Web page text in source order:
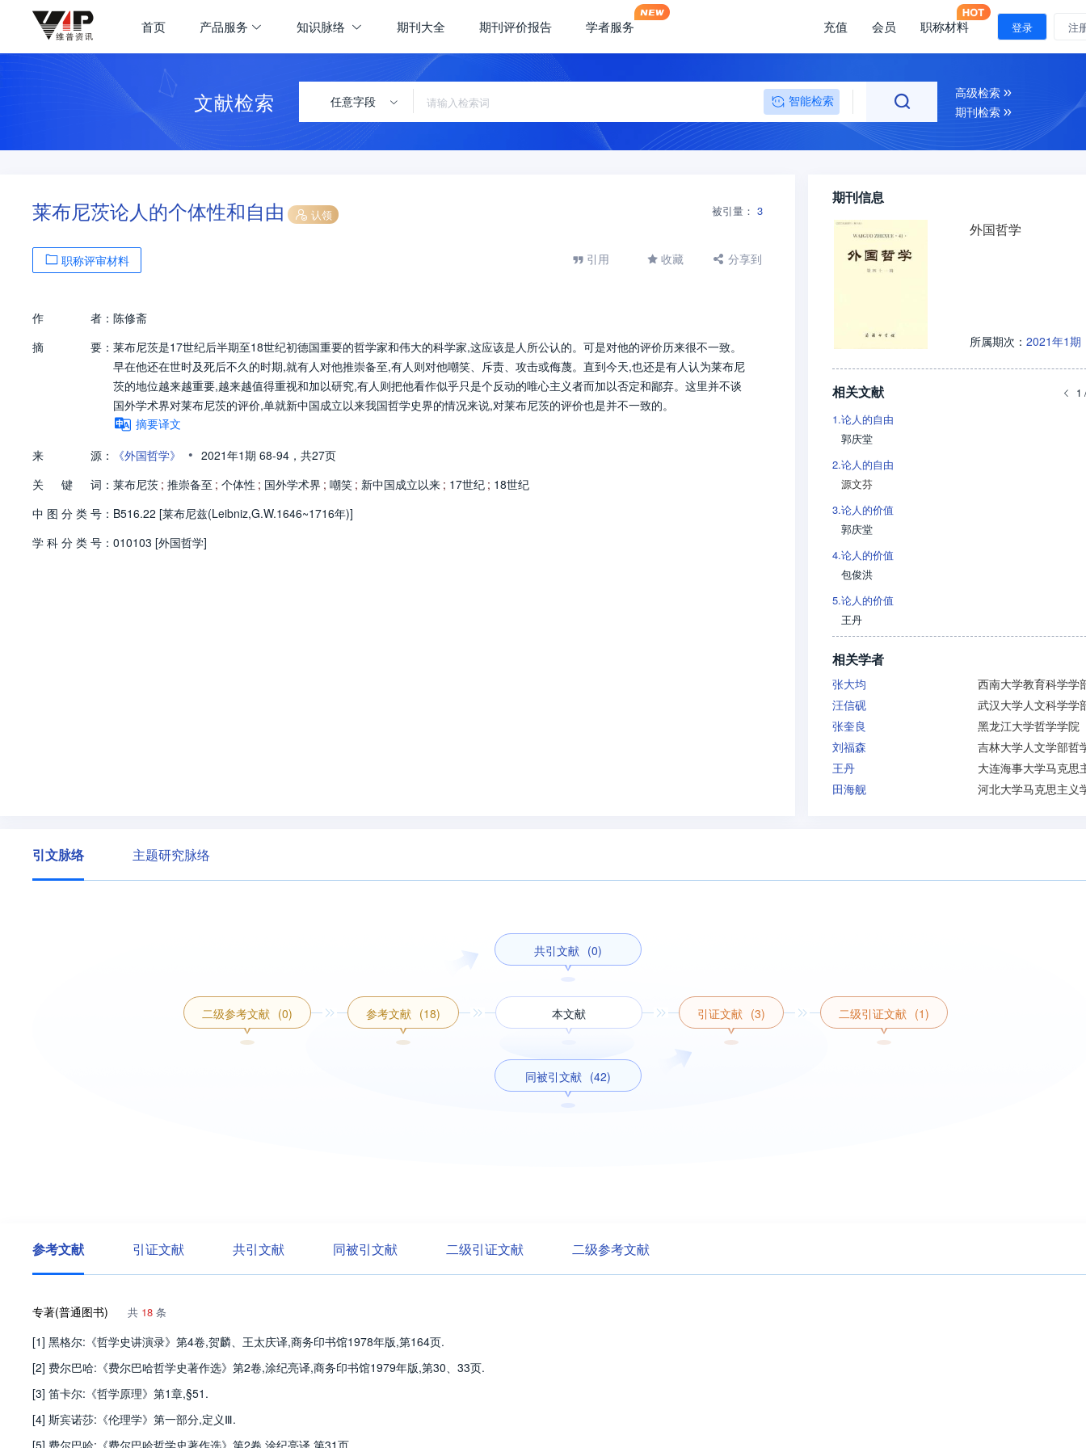
首页 产品服务 知识脉络 期刊大全 期刊评价报告 学者服务 充值 会员 职称材料 登录 注
文献检索 任意字段 智能检索
高级检索
期刊检索
莱布尼茨论人的个体性和自由 认领 被引量： 3
职称评审材料 引用 收藏 分享到
作 者： 陈修斋
摘
要： 莱布尼茨是17世纪后半期至18世纪初德国重要的哲学家和伟大的科学家,这应该是人所公认的。可是对他的评价历来很不一致。
早在他还在世时及死后不久的时期,就有人对他推崇备至,有人则对他嘲笑、斥责、攻击或侮蔑。直到今天,也还是有人认为莱布尼
茨的地位越来越重要,越来越值得重视和加以研究,有人则把他看作似乎只是个反动的唯心主义者而加以否定和鄙弃。这里并不谈
国外学术界对莱布尼茨的评价,单就新中国成立以来我国哲学史界的情况来说,对莱布尼茨的评价也是并不一致的。
摘要译文
来
源： 《外国哲学》 • 2021年1期 68-94， 共27页
关
键 词： 莱布尼茨 ; 推崇备至 ; 个体性 ; 国外学术界 ; 嘲笑 ; 新中国成立以来 ; 17世纪 ; 18世纪
中 图 分 类 号： B516.22 [莱布尼兹(Leibniz,G.W.1646~1716年)]
学 科 分 类 号： 010103 [外国哲学]
期刊信息
外国哲学
所属期次： 2021年1期
相关文献 1
1.论人的自由
郭庆堂
2.论人的自由
源文芬
3.论人的价值
郭庆堂
4.论人的价值
包俊洪
5.论人的价值
王丹
相关学者
张大均
西南大学教育科学学
汪信砚
武汉大学人文科学学
张奎良
黑龙江大学哲学学院
刘福森
王丹
田海舰
河北大学马克思主义
引文脉络 主题研究脉络
二级参考文献 (0) 参考文献 (18)
共引文献 (0)
本文献
同被引文献 (42)
引证文献 (3) 二级引证文献 (1)
参考文献 引证文献 共引文献 同被引文献 二级引证文献 二级参考文献
专著(普通图书) 共 18 条
[1] 黑格尔:《哲学史讲演录》第4卷,贺麟、王太庆译,商务印书馆1978年版,第164页.
[2] 费尔巴哈:《费尔巴哈哲学史著作选》第2卷,涂纪亮译,商务印书馆1979年版,第30、33页.
[3] 笛卡尔:《哲学原理》第1章,§51.
[4] 斯宾诺莎:《伦理学》第一部分,定义Ⅲ.
[5] 费尔巴哈:《费尔巴哈哲学史著作选》第2卷,涂纪亮译,第31页.